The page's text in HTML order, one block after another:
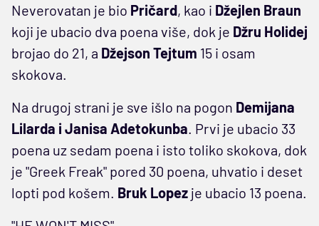
Neverovatan je bio Pričard, kao i Džejlen Braun
koji je ubacio dva poena više, dok je Džru Holidej
brojao do 21, a Džejson Tejtum 15 i osam
skokova.
Na drugoj strani je sve išlo na pogon Demijana
Lilarda i Janisa Adetokunba. Prvi je ubacio 33
poena uz sedam poena i isto toliko skokova, dok
je "Greek Freak" pored 30 poena, uhvatio i deset
lopti pod košem. Bruk Lopez je ubacio 13 poena.